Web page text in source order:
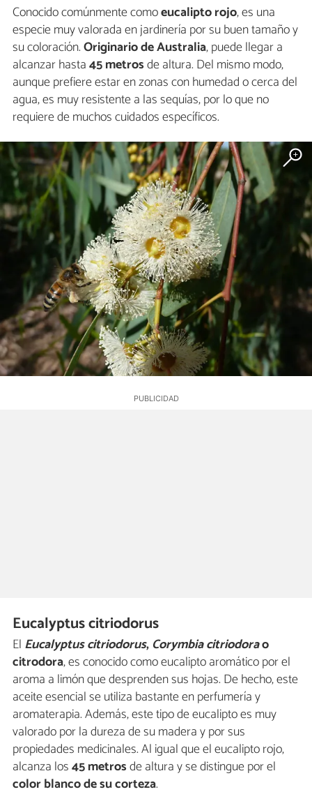
Conocido comúnmente comoeucalipto rojo, es una
especie muy valorada en jardinería por su buen tamaño y
su coloración.Originario de Australia, puede llegar a
alcanzar hasta45 metrosde altura. Del mismo modo,
aunque prefiere estar en zonas con humedad o cerca del
agua, es muy resistente a las sequías, por lo que no
requiere de muchos cuidados específicos.
Eucalyptus citriodorus
El Eucalyptus citriodorus, Corymbia citriodorao
citrodora, es conocido como eucalipto aromático por el
aroma a limón que desprenden sus hojas. De hecho, este
aceite esencial se utiliza bastante en perfumería y
aromaterapia. Además, este tipo de eucalipto es muy
valorado por la dureza de su madera y por sus
propiedades medicinales. Al igual que el eucalipto rojo,
alcanza los45 metrosde altura y se distingue por el
color blanco de su corteza.